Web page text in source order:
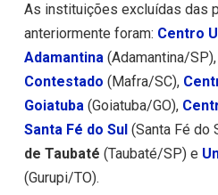
As instituições excluídas das
anteriormente foram: Centro
Adamantina (Adamantina/SP),
Contestado (Mafra/SC),
Goiatuba (Goiatuba/GO),
Santa Fé do Sul (Santa Fé do
de Taubaté (Taubaté/SP) e
(Gurupi/TO).